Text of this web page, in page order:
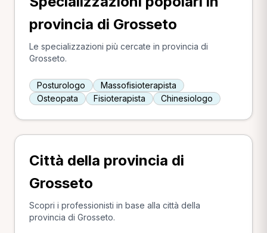
provincia di Grosseto
Le specializzazioni più cercate in provincia di
Grosseto.
Posturologo
Massofisioterapista
Osteopata
Fisioterapista Chinesiologo
Città della provincia di
Grosseto
Scopri i professionisti in base alla città della
provincia di Grosseto.